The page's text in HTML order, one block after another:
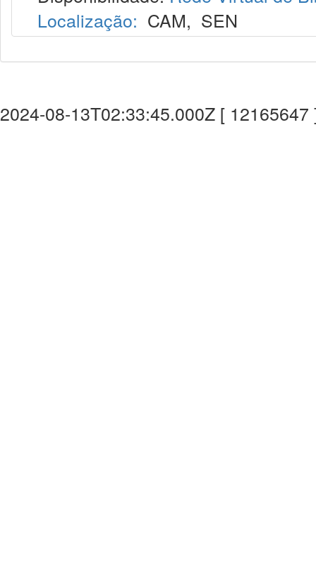
Localização: CAM, SEN
2024-08-13T02:33:45.000Z [ 12165647